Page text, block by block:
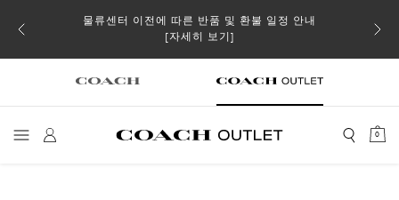
될 수
물류센터 이전에 따른 반품 및 환불 일정 안내
[자세히 보기]
0